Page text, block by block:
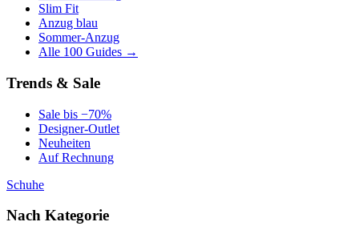
Slim Fit
Anzug blau
Sommer-Anzug
Alle 100 Guides →
Trends & Sale
Sale bis −70%
Designer-Outlet
Neuheiten
Auf Rechnung
Schuhe
Nach Kategorie